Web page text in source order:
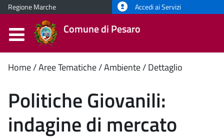
Regione Marche Accedi ai Servizi
Comune di Pesaro
Contenuto
principale
Home Aree Tematiche Ambiente Dettaglio
Politiche Giovanili:
indagine di mercato